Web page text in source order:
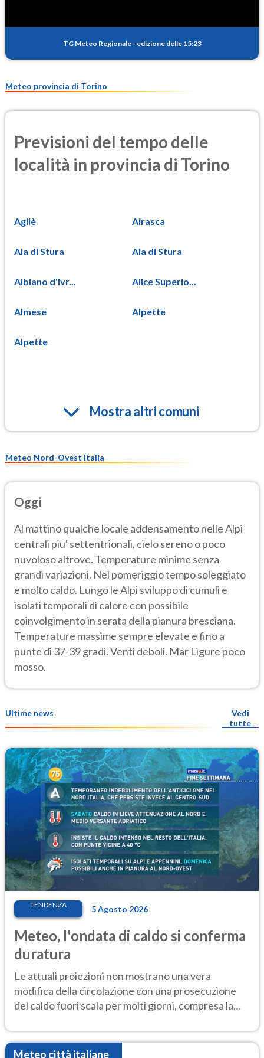
TG Meteo Regionale - edizione delle 15:23
Meteo provincia di Torino
Previsioni del tempo delle
località in provincia di Torino
Agliè Airasca
Ala di Stura Ala di Stura
Albiano d'Ivr... Alice Superio...
Almese Alpette
Alpette
Mostra altri comuni
Meteo Nord-Ovest Italia
Oggi
Al mattino qualche locale addensamento nelle Alpi
centrali piu' settentrionali, cielo sereno o poco
nuvoloso altrove. Temperature minime senza
grandi variazioni. Nel pomeriggio tempo soleggiato
e molto caldo. Lungo le Alpi sviluppo di cumuli e
isolati temporali di calore con possibile
coinvolgimento in serata della pianura bresciana.
Temperature massime sempre elevate e fino a
punte di 37-39 gradi. Venti deboli. Mar Ligure poco
mosso.
Ultime news
Vedi
tutte
TENDENZA 5 Agosto 2026
Meteo, l'ondata di caldo si conferma
duratura
Le attuali proiezioni non mostrano una vera
modifica della circolazione con una prosecuzione
del caldo fuori scala per molti giorni, compresa la
Meteo città italiane